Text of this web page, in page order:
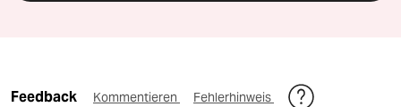
Feedback Kommentieren Fehlerhinweis